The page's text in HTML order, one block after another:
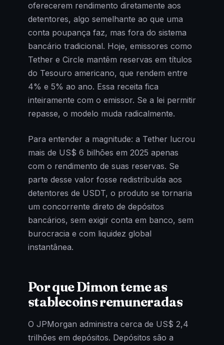
oferecerem rendimento diretamente aos
detentores, algo semelhante ao que uma
conta poupança faz, mas fora do sistema
bancário tradicional. Hoje, emissores como
Tether e Circle mantêm reservas em títulos
do Tesouro americano, que rendem entre
4% e 5% ao ano. Essa receita fica
inteiramente com o emissor. Se a lei permitir
repasse, o modelo muda radicalmente.
Para entender a magnitude: a Tether lucrou
mais de US$ 6 bilhões em 2025 apenas
com o rendimento de suas reservas. Se
parte desse valor fosse redistribuída aos
detentores de USDT, o produto se tornaria
um concorrente direto de depósitos
bancários, sem exigir conta em banco, sem
burocracia e com liquidez global
instantânea.
Por que Dimon teme as
stablecoins remuneradas
O JPMorgan administra cerca de US$ 2,4
trilhões em depósitos. Depósitos são a